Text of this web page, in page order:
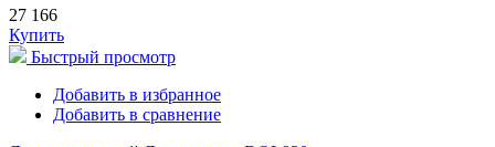
27 166
Купить
Быстрый просмотр
Добавить в избранное
Добавить в сравнение